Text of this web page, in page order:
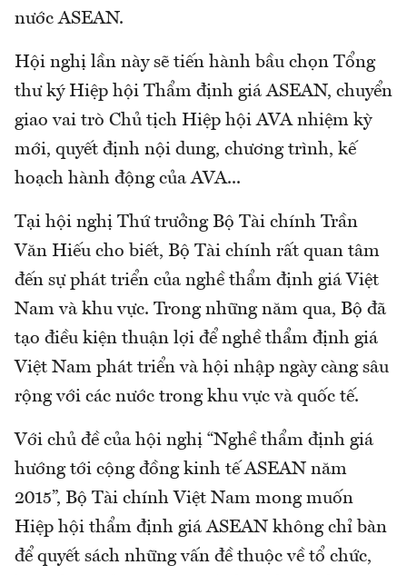
nước ASEAN.
Hội nghị lần này sẽ tiến hành bầu chọn Tổng
thư ký Hiệp hội Thẩm định giá ASEAN, chuyển
giao vai trò Chủ tịch Hiệp hội AVA nhiệm kỳ
mới, quyết định nội dung, chương trình, kế
hoạch hành động của AVA...
Tại hội nghị Thứ trưởng Bộ Tài chính Trần
Văn Hiếu cho biết, Bộ Tài chính rất quan tâm
đến sự phát triển của nghề thẩm định giá Việt
Nam và khu vực. Trong những năm qua, Bộ đã
tạo điều kiện thuận lợi để nghề thẩm định giá
Việt Nam phát triển và hội nhập ngày càng sâu
rộng với các nước trong khu vực và quốc tế.
Với chủ đề của hội nghị “Nghề thẩm định giá
hướng tới cộng đồng kinh tế ASEAN năm
2015”, Bộ Tài chính Việt Nam mong muốn
Hiệp hội thẩm định giá ASEAN không chỉ bàn
để quyết sách những vấn đề thuộc về tổ chức,